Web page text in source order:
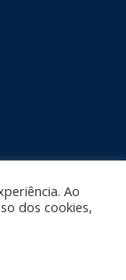
Ao
dos cookies,